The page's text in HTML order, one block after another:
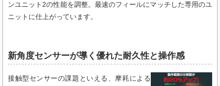
ンユニット2の性能を調整。最速のフィールにマッチした専用のユ
ニットに仕上がっています。
新角度センサーが導く優れた耐久性と操作感
接触型センサーの課題といえる、摩耗による